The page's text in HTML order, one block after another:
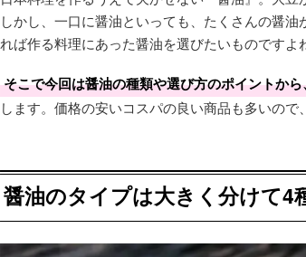
しかし、一口に醤油といっても、たくさんの醤
れば作る料理にあった醤油を選びたいものですよ
そこで今回は醤油の種類や選び方のポイントか
します。価格の安いコスパの良い商品も多いので
醤油のタイプは大きく分けて4